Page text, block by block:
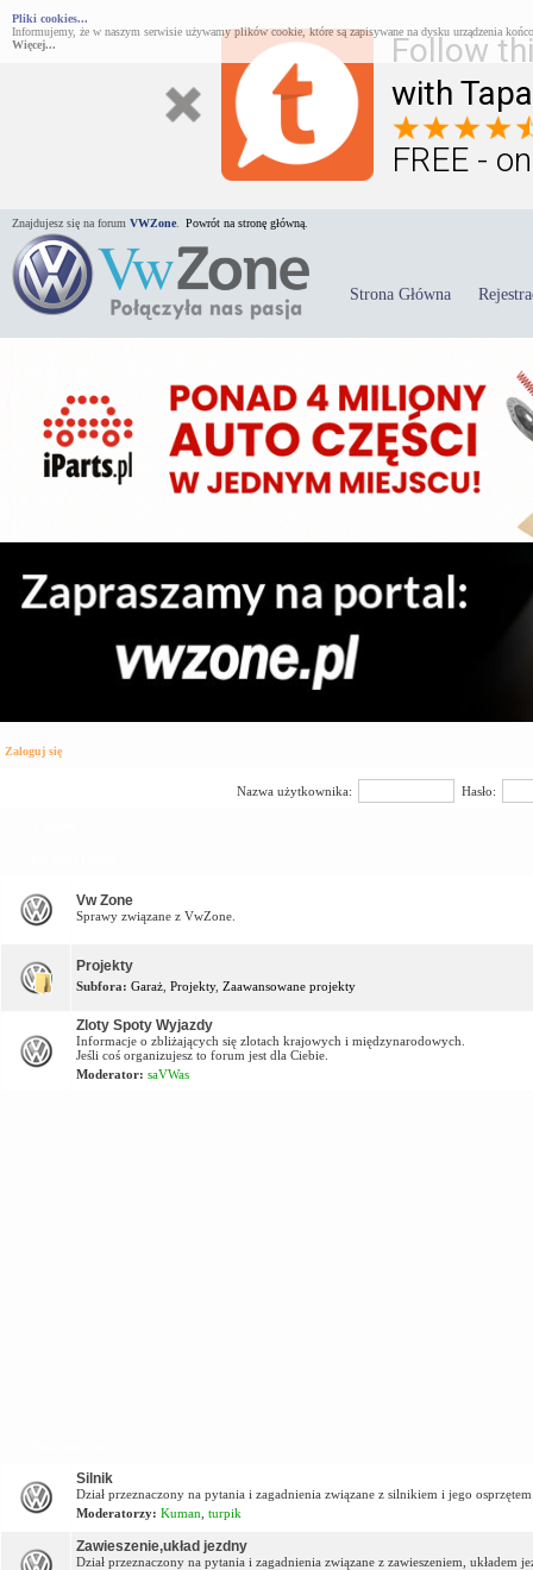
Follow
with
FREE -
Pliki cookies...
Informujemy, że w naszym serwisie używamy plików cookie, które są zapisywane na dysku urządzenia
Więcej...
Znajdujesz się na forum VWZone Powrót na stronę główną.
Strona Główna
Zaloguj się
Nazwa użytkownika: Hasło:
Vw Zone
Sprawy związane z VwZone.
Projekty
Subfora: Garaż Projekty, Zaawansowane projekty
Zloty Spoty Wyjazdy
Informacje o zbliżających się zlotach krajowych i międzynarodowych.
Jeśli coś organizujesz to forum jest dla Ciebie.
Moderator: saVWas
Silnik
Dział przeznaczony na pytania i zagadnienia związane z silnikiem i jego
Moderatorzy: Kuman turpik
Zawieszenie,układ jezdny
Dział przeznaczony na pytania i zagadnienia związane z zawieszeniem, układem